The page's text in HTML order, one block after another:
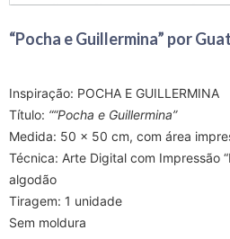
“Pocha e Guillermina” por
Inspiração: POCHA E GUILLERMINA
Título: ““Pocha e Guillermina”
Medida: 50 x 50 cm, com área
Técnica: Arte Digital com Impressão
algodão
Tiragem: 1 unidade
Sem moldura